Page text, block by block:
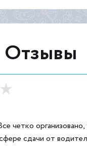
Отзывы
четко организовано,
сдачи от